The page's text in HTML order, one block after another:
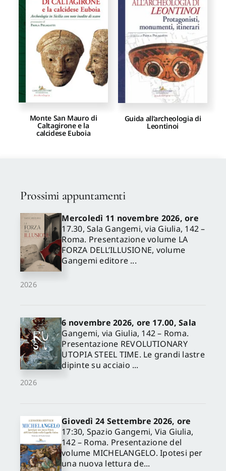
Proposte di pubblicazione
Gangemi Editore
Newsletter
Monte San Mauro di
Caltagirone e la
calcidese Euboia
Guida all’archeologia di
Leontinoi
Prossimi appuntamenti
2026
Mercoledì 11 novembre 2026, ore
17.30, Sala Gangemi, via Giulia, 142 –
Roma. Presentazione volume LA
FORZA DELL’ILLUSIONE, volume
Gangemi editore ...
2026
6 novembre 2026, ore 17.00, Sala
Gangemi, via Giulia, 142 – Roma.
Presentazione REVOLUTIONARY
UTOPIA STEEL TIME. Le grandi lastre
dipinte su acciaio ...
Giovedì 24 Settembre 2026, ore
17:30, Spazio Gangemi, Via Giulia,
142 – Roma. Presentazione del
volume MICHELANGELO. Ipotesi per
una nuova lettura de...